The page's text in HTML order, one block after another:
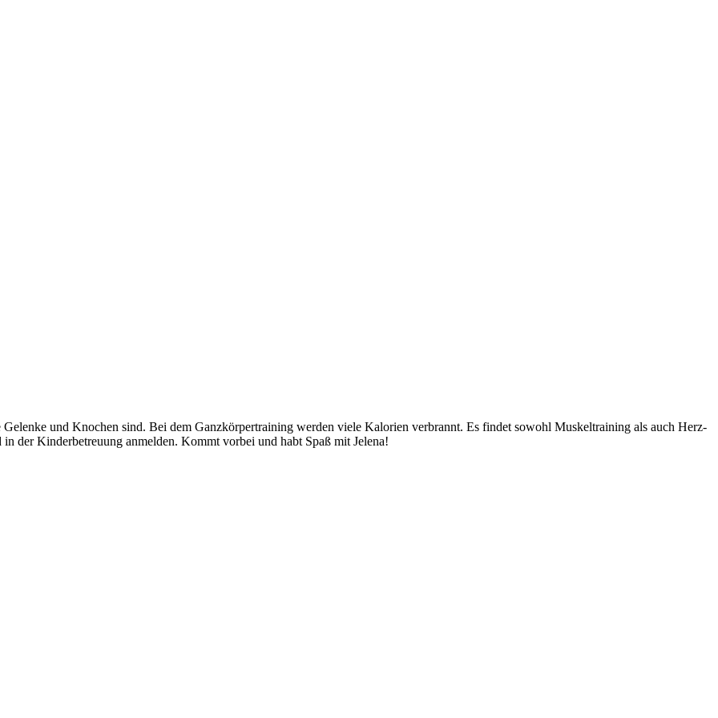
Gelenke und Knochen sind. Bei dem Ganzkörpertraining werden viele Kalorien verbrannt. Es findet sowohl Muskeltraining als auch Herz-
der Kinderbetreuung anmelden. Kommt vorbei und habt Spaß mit Jelena!